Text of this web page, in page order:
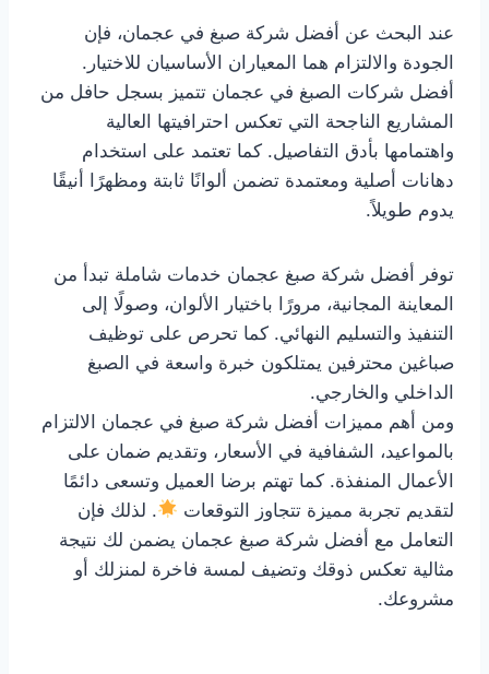
عند البحث عن أفضل شركة صبغ في عجمان، فإن
الجودة والالتزام هما المعياران الأساسيان للاختيار.
أفضل شركات الصبغ في عجمان تتميز بسجل حافل من
المشاريع الناجحة التي تعكس احترافيتها العالية
واهتمامها بأدق التفاصيل. كما تعتمد على استخدام
دهانات أصلية ومعتمدة تضمن ألوانًا ثابتة ومظهرًا أنيقًا
يدوم طويلاً.
توفر أفضل شركة صبغ عجمان خدمات شاملة تبدأ من
المعاينة المجانية، مرورًا باختيار الألوان، وصولًا إلى
التنفيذ والتسليم النهائي. كما تحرص على توظيف
صباغين محترفين يمتلكون خبرة واسعة في الصبغ
الداخلي والخارجي.
ومن أهم مميزات أفضل شركة صبغ في عجمان الالتزام
بالمواعيد، الشفافية في الأسعار، وتقديم ضمان على
الأعمال المنفذة. كما تهتم برضا العميل وتسعى دائمًا
لتقديم تجربة مميزة تتجاوز التوقعات
. لذلك فإن
التعامل مع أفضل شركة صبغ عجمان يضمن لك نتيجة
مثالية تعكس ذوقك وتضيف لمسة فاخرة لمنزلك أو
مشروعك.